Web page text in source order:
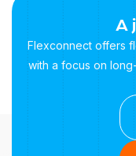
A
Flexconnect offers
with a focus on